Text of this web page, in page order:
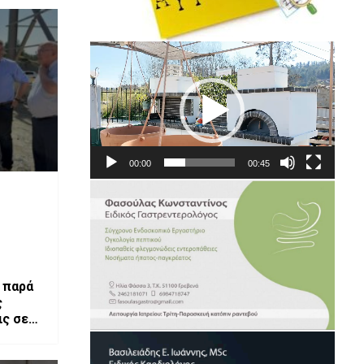
σε
Πρόγραμμα
Αναπαραγωγής
Βίντεο
00:00 00:45